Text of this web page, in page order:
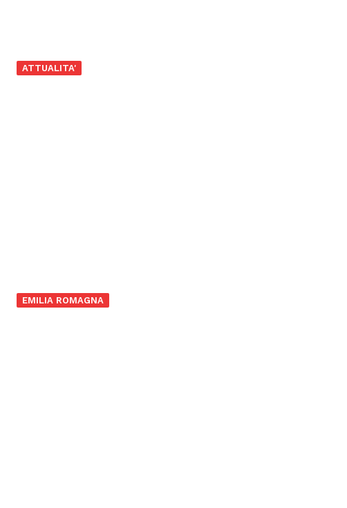
ATTUALITA'
EMILIA ROMAGNA